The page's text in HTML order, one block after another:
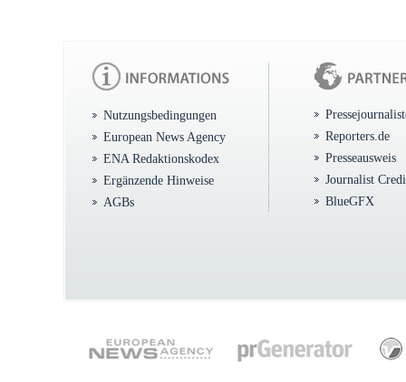
Nutzungsbedingungen
European News Agency
ENA Redaktionskodex
Ergänzende Hinweise
AGBs
Reporters.de
Presseausweis
Journalist
BlueGFX